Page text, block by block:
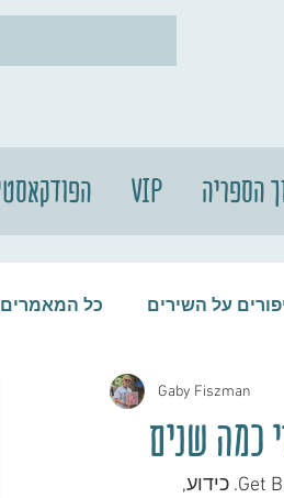
VIP הספריה
כל המאמרים על השירים
סיפורים על הביטלסGaby Fiszman
בין ה-2 ל-31 בינואר 1969 ערכו הביטלס הקלטות וצילומים במסגרת פרויקט Get Back. כידוע,